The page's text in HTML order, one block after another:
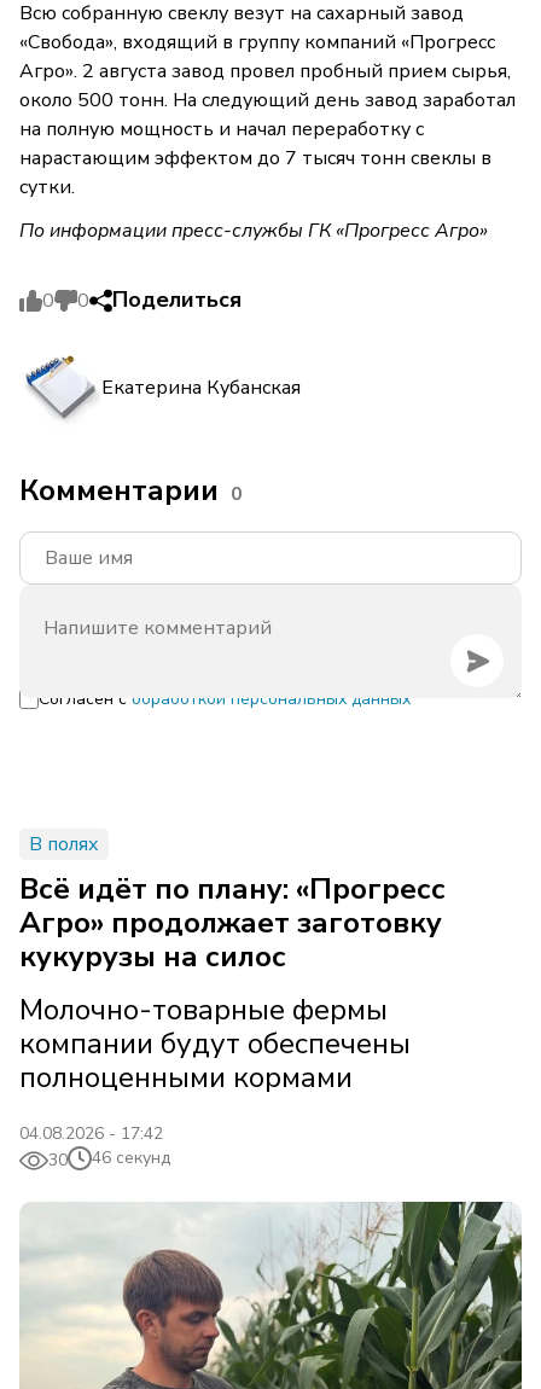
Всю собранную свеклу везут на сахарный завод
«Свобода», входящий в группу компаний «Прогресс
Агро». 2 августа завод провел пробный прием сырья,
около 500 тонн. На следующий день завод заработал
на полную мощность и начал переработку с
нарастающим эффектом до 7 тысяч тонн свеклы в
сутки.
По информации пресс-службы ГК «Прогресс Агро»
0 0 Поделиться
Екатерина Кубанская
Комментарии 0
Согласен с обработкой персональных данных
В полях
Всё идёт по плану: «Прогресс
Агро» продолжает заготовку
кукурузы на силос
Молочно-товарные фермы
компании будут обеспечены
полноценными кормами
04.08.2026 - 17:42
30
46 секунд